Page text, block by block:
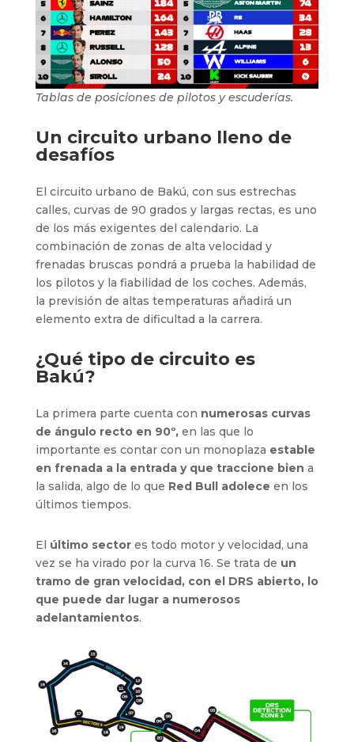
Tablas de posiciones de pilotos y escuderías.
Un circuito urbano lleno de
desafíos
El circuito urbano de Bakú, con sus estrechas
calles, curvas de 90 grados y largas rectas, es uno
de los más exigentes del calendario. La
combinación de zonas de alta velocidad y
frenadas bruscas pondrá a prueba la habilidad de
los pilotos y la fiabilidad de los coches. Además,
la previsión de altas temperaturas añadirá un
elemento extra de dificultad a la carrera.
¿Qué tipo de circuito es
Bakú?
La primera parte cuenta con numerosas curvas
de ángulo recto en 90º,en las que lo
importante es contar con un monoplaza estable
en frenada a la entrada y que traccione bien a
la salida, algo de lo que Red Bull adolece en los
últimos tiempos.
El último sectores todo motor y velocidad, una
vez se ha virado por la curva 16. Se trata de un
tramo de gran velocidad, con el DRS abierto, lo
que puede dar lugar a numerosos
adelantamientos.